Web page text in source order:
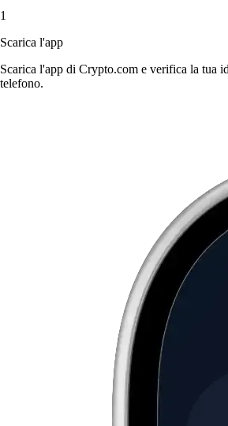
1
Scarica l'app
Scarica l'app di Crypto.com e verifica la tua
telefono.